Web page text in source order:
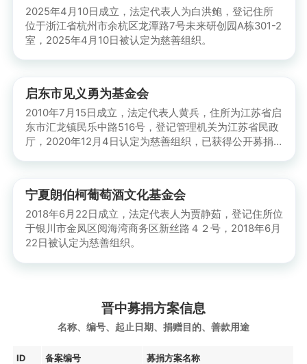
2025年4月10日成立，法定代表人为白洪鲍，登记住所
位于浙江省杭州市余杭区龙潭路7号未来研创园A栋301-2
室，2025年4月10日被认定为慈善组织。
启东市见义勇为基金会
2010年7月15日成立，法定代表人黄兵，住所为江苏省启
东市汇龙镇民乐中路516号，登记管理机关为江苏省民政
厅，2020年12月4日认定为慈善组织，已获得公开募捐
宁夏朗伯柯葡萄酒文化基金会
2018年6月22日成立，法定代表人为贾静茹，登记住所位
于银川市金凤区阅海湾商务区新丝路４２号，2018年6月
22日被认定为慈善组织。
晋中募捐方案信息
名称、编号、起止日期、捐赠目的、善款用途
ID 备案编号
募捐方案名称